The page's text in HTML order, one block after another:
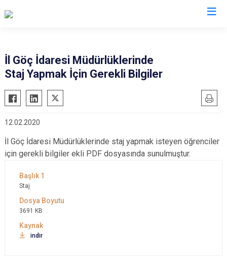
İl Göç İdaresi Müdürlüklerinde
Staj Yapmak İçin Gerekli Bilgiler
12.02.2020
İl Göç İdaresi Müdürlüklerinde staj yapmak isteyen öğrenciler
için gerekli bilgiler ekli PDF dosyasında sunulmuştur.
Staj
3691 KB
indir